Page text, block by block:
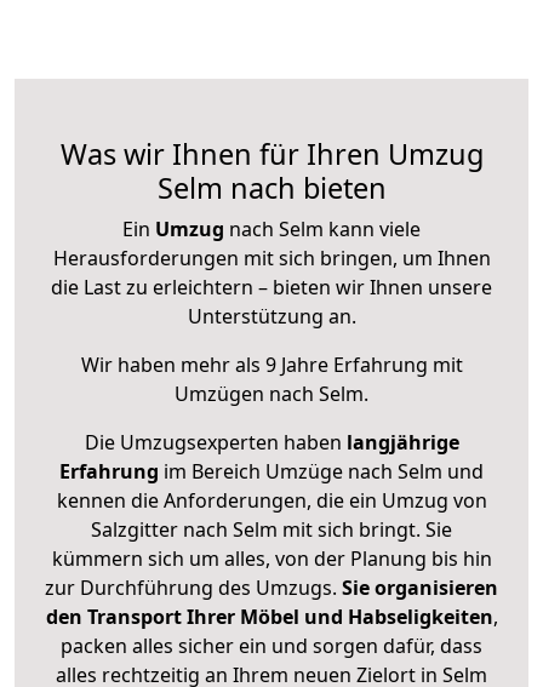
Was wir Ihnen für Ihren Umzug
Selm nach bieten
Ein Umzug nach Selm kann viele
Herausforderungen mit sich bringen, um Ihnen
die Last zu erleichtern – bieten wir Ihnen unsere
Unterstützung an.
Wir haben mehr als 9 Jahre Erfahrung mit
Umzügen nach Selm.
Die Umzugsexperten haben langjährige
Erfahrung im Bereich Umzüge nach Selm und
kennen die Anforderungen, die ein Umzug von
Salzgitter nach Selm mit sich bringt. Sie
kümmern sich um alles, von der Planung bis hin
zur Durchführung des Umzugs. Sie organisieren
den Transport Ihrer Möbel und Habseligkeiten,
packen alles sicher ein und sorgen dafür, dass
alles rechtzeitig an Ihrem neuen Zielort in Selm